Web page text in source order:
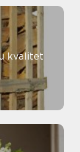
kvalitet